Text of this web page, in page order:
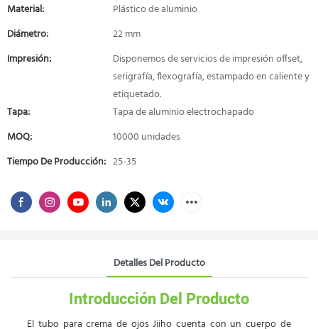
Material:
Plástico de aluminio
Diámetro:
22 mm
Impresión:
Disponemos de servicios de impresión offset,
serigrafía, flexografía, estampado en caliente y
etiquetado.
Tapa:
Tapa de aluminio electrochapado
MOQ:
10000 unidades
Tiempo De Producción: 25-35
Detalles Del Producto
Introducción Del Producto
El tubo para crema de ojos Jiiho cuenta con un cuerpo de